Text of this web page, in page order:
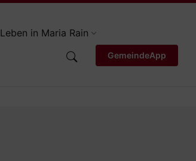
Leben in Maria Rain
GemeindeApp